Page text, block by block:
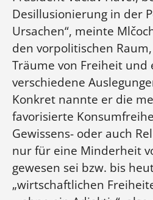
Desillusionierung in der
Ursachen“, meinte
den vorpolitischen
Träume von Freiheit und
verschiedene
Konkret nannte er die
favorisierte
Gewissens- oder auch
nur für eine Minderheit
gewesen sei bzw. bis
„wirtschaftlichen